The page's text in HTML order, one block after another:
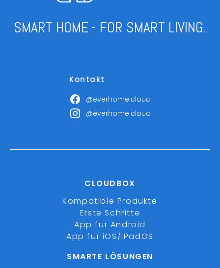
SMART HOME - FOR SMART LIVING.
Kontakt
@everhome.cloud
@everhome.cloud
CLOUDBOX
Kompatible Produkte
Erste Schritte
App für Android
App für iOS/iPadOS
SMARTE LÖSUNGEN